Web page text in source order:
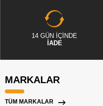
14 GÜN İÇİNDE
İADE
MARKALAR
TÜM MARKALAR